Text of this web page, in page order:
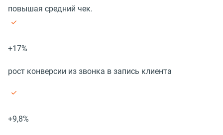
повышая средний чек.
+17%
рост конверсии из звонка в запись клиента
+9,8%